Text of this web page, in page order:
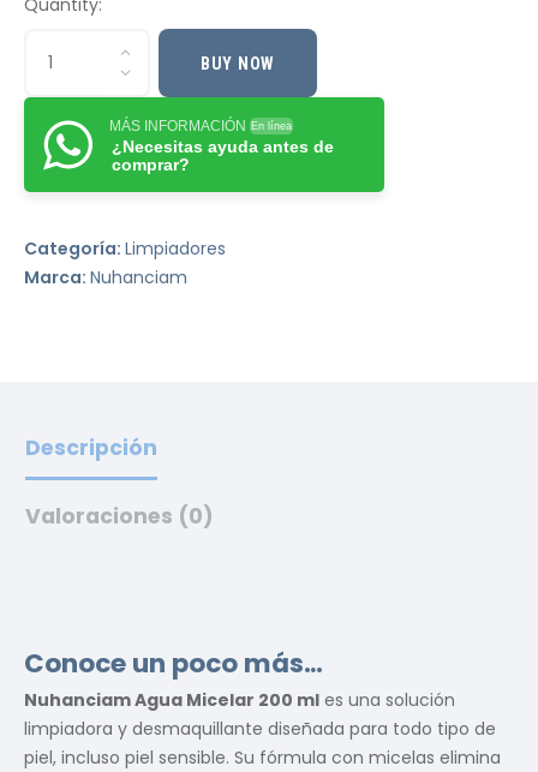
BUY NOW
MÁS INFORMACIÓN En línea
¿Necesitas ayuda antes de
comprar?
Categoría: Limpiadores
Marca: Nuhanciam
Descripción
Valoraciones (0)
Conoce un poco más…
Nuhanciam Agua Micelar 200 ml es una solución
limpiadora y desmaquillante diseñada para todo tipo de
piel, incluso piel sensible. Su fórmula con micelas elimina